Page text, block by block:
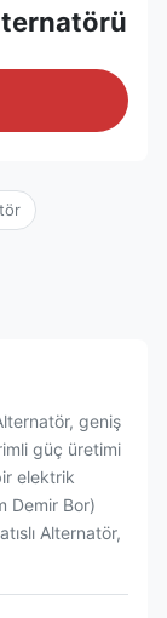
geniş
güç üretimi
elektrik
Demir Bor)
Alternatör,